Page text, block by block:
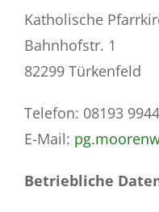
Katholische
Bahnhofstr. 1
82299 Türkenfeld
Telefon: 08193
E-Mail:
Betriebliche